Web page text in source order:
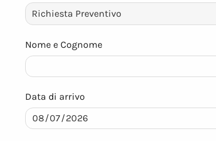
Nome e Cognome
Data di arrivo